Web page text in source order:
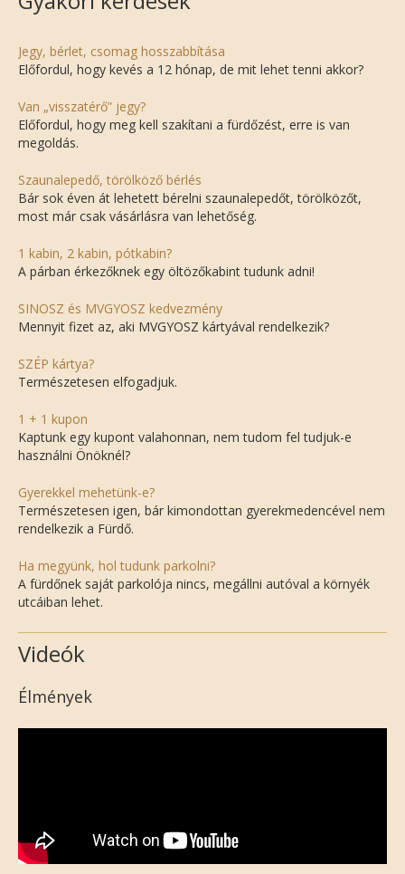
Jegy, bérlet, csomag hosszabbítása
Előfordul, hogy kevés a 12 hónap, de mit lehet tenni akkor?
Van „visszatérő” jegy?
Előfordul, hogy meg kell szakítani a fürdőzést, erre is van
megoldás.
Szaunalepedő, törölköző bérlés
Bár sok éven át lehetett bérelni szaunalepedőt, törölközőt,
most már csak vásárlásra van lehetőség.
1 kabin, 2 kabin, pótkabin?
A párban érkezőknek egy öltözőkabint tudunk adni!
SINOSZ és MVGYOSZ kedvezmény
Mennyit fizet az, aki MVGYOSZ kártyával rendelkezik?
SZÉP kártya?
Természetesen elfogadjuk.
1 + 1 kupon
Kaptunk egy kupont valahonnan, nem tudom fel tudjuk-e
használni Önöknél?
Gyerekkel mehetünk-e?
Természetesen igen, bár kimondottan gyerekmedencével nem
rendelkezik a Fürdő.
Ha megyünk, hol tudunk parkolni?
A fürdőnek saját parkolója nincs, megállni autóval a környék
utcáiban lehet.
Videók
Élmények